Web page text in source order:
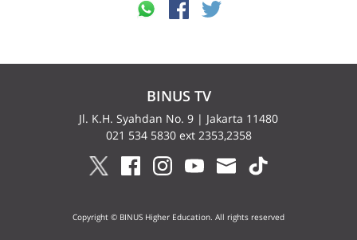
BINUS TV
Jl. K.H. Syahdan No. 9 | Jakarta 11480
021 534 5830 ext 2353,2358
Copyright © BINUS Higher Education. All rights reserved